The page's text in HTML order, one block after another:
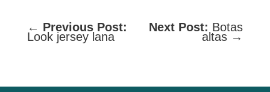
Next Post: Botas
altas →
← Previous Post:
Look jersey lana